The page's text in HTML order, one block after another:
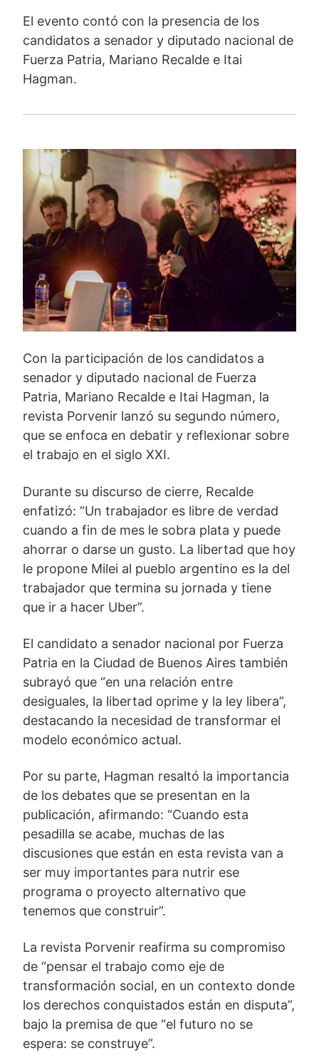
El evento contó con la presencia de los
candidatos a senador y diputado nacional de
Fuerza Patria, Mariano Recalde e Itai
Hagman.
Con la participación de los candidatos a
senador y diputado nacional de Fuerza
Patria, Mariano Recalde e Itai Hagman, la
revista Porvenir lanzó su segundo número,
que se enfoca en debatir y reflexionar sobre
el trabajo en el siglo XXI.
Durante su discurso de cierre, Recalde
enfatizó: “Un trabajador es libre de verdad
cuando a fin de mes le sobra plata y puede
ahorrar o darse un gusto. La libertad que hoy
le propone Milei al pueblo argentino es la del
trabajador que termina su jornada y tiene
que ir a hacer Uber”.
El candidato a senador nacional por Fuerza
Patria en la Ciudad de Buenos Aires también
subrayó que “en una relación entre
desiguales, la libertad oprime y la ley libera”,
destacando la necesidad de transformar el
modelo económico actual.
Por su parte, Hagman resaltó la importancia
de los debates que se presentan en la
publicación, afirmando: “Cuando esta
pesadilla se acabe, muchas de las
discusiones que están en esta revista van a
ser muy importantes para nutrir ese
programa o proyecto alternativo que
tenemos que construir”.
La revista Porvenir reafirma su compromiso
de “pensar el trabajo como eje de
transformación social, en un contexto donde
los derechos conquistados están en disputa”,
bajo la premisa de que “el futuro no se
espera: se construye”.